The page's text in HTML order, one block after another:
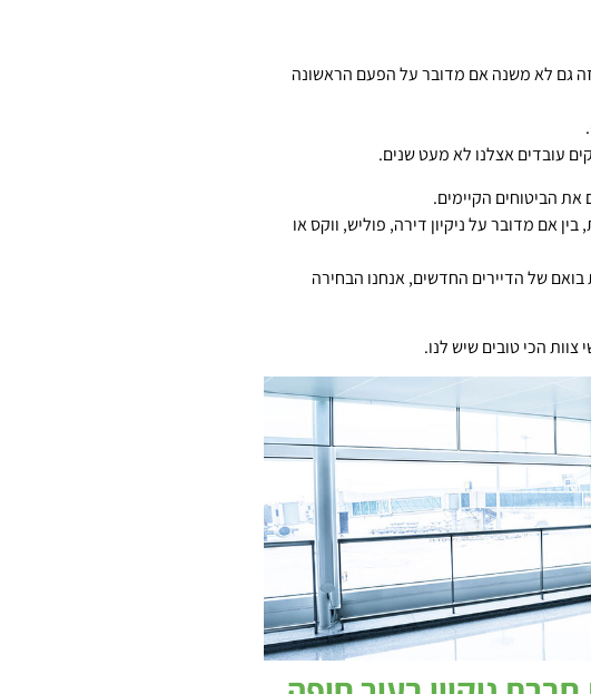
גם לא משנה אם מדובר על הפעם הראשונה
עובדים אצלנו לא מעט שנים.
את הביטוחים הקיימים.
אם מדובר על ניקיון דירה, פוליש, ווקס או
של הדיירים החדשים, אנחנו הבחירה
הכי טובים שיש לנו.